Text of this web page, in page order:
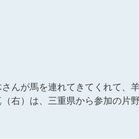
んが馬を連れてきてくれて、
右）は、三重県から参加の片野